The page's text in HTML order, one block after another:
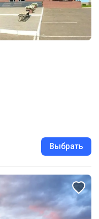
Выбрать